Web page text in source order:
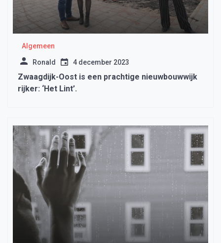
Algemeen
Ronald 4 december 2023
Zwaagdijk-Oost is een prachtige nieuwbouwwijk
rijker: ‘Het Lint’.